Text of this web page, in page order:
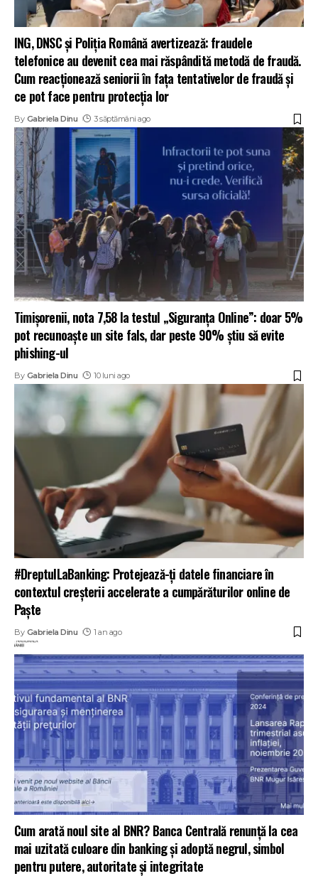
ING, DNSC și Poliția Română avertizează: fraudele
telefonice au devenit cea mai răspândită metodă de fraudă.
Cum reacționează seniorii în fața tentativelor de fraudă și
ce pot face pentru protecția lor
By Gabriela Dinu 3 săptămâni ago
Timișorenii, nota 7,58 la testul „Siguranța Online”: doar 5%
pot recunoaște un site fals, dar peste 90% știu să evite
phishing-ul
By Gabriela Dinu 10 luni ago
#DreptulLaBanking: Protejează-ți datele financiare în
contextul creșterii accelerate a cumpărăturilor online de
Paște
By Gabriela Dinu 1 an ago
Cum arată noul site al BNR? Banca Centrală renunță la cea
mai uzitată culoare din banking și adoptă negrul, simbol
pentru putere, autoritate și integritate